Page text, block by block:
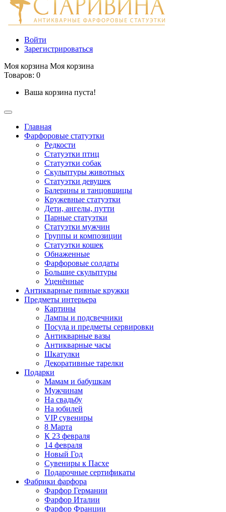
Войти
Зарегистрироваться
Моя корзина Моя корзина
Товаров: 0
Ваша корзина пуста!
Главная
Фарфоровые статуэтки
Редкости
Cтатуэтки птиц
Cтатуэтки собак
Скульптуры животных
Статуэтки девушек
Балерины и танцовщицы
Кружевные статуэтки
Дети, ангелы, путти
Парные статуэтки
Статуэтки мужчин
Группы и композиции
Статуэтки кошек
Обнаженные
Фарфоровые солдаты
Большие скульптуры
Уценённые
Антикварные пивные кружки
Предметы интерьера
Картины
Лампы и подсвечники
Посуда и предметы сервировки
Антикварные вазы
Антикварные часы
Шкатулки
Декоративные тарелки
Подарки
Мамам и бабушкам
Мужчинам
На свадьбу
На юбилей
VIP сувениры
8 Марта
К 23 февраля
14 февраля
Новый Год
Сувениры к Пасхе
Подарочные сертификаты
Фабрики фарфора
Фарфор Германии
Фарфор Италии
Фарфор Франции